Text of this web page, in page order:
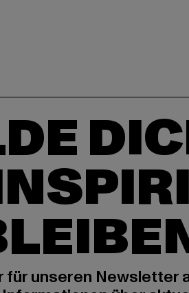
für unseren Newsletter